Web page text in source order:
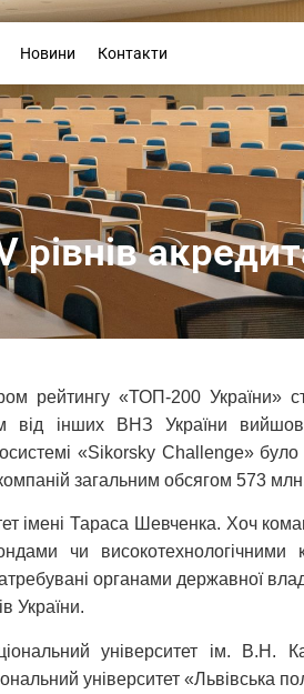
Новини Контакти
рейтингу «ТОП-200 України»
від інших ВНЗ України
«Sikorsky Challenge»
загальним обсягом 573
імені Тараса Шевченка. Хоч
чи
органами державної
України.
університет ім. В.Н.
університет «Львівська